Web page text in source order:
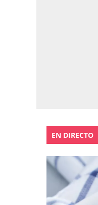
EN DIRECTO